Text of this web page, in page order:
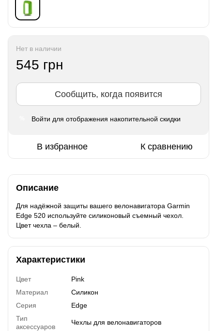
Нет в наличии
545 грн
Сообщить, когда появится
Войти для отображения накопительной скидки
В избранное К сравнению
Описание
Для надёжной защиты вашего велонавигатора Garmin
Edge 520 используйте силиконовый съемный чехол.
Цвет чехла – белый.
Характеристики
Цвет
Pink
Материал
Силикон
Серия
Edge
Тип
аксессуаров
Чехлы для велонавигаторов